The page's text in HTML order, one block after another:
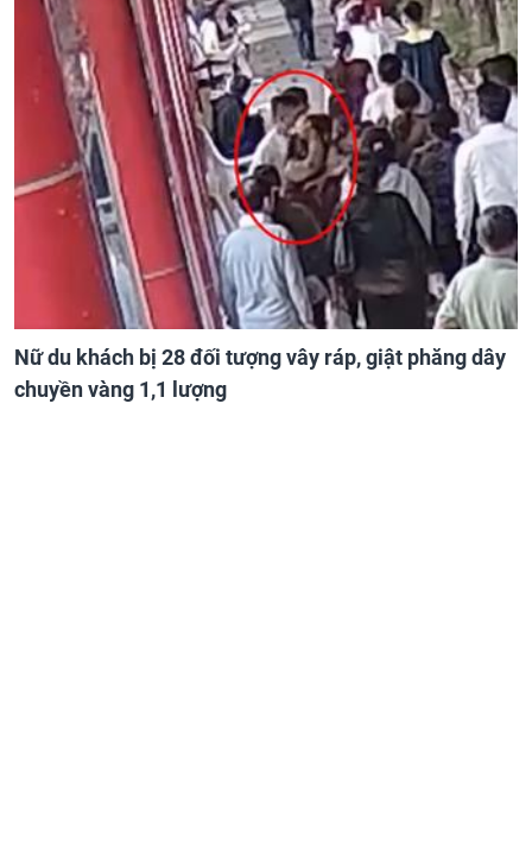
Nữ du khách bị 28 đối tượng vây ráp, giật phăng dây
chuyền vàng 1,1 lượng